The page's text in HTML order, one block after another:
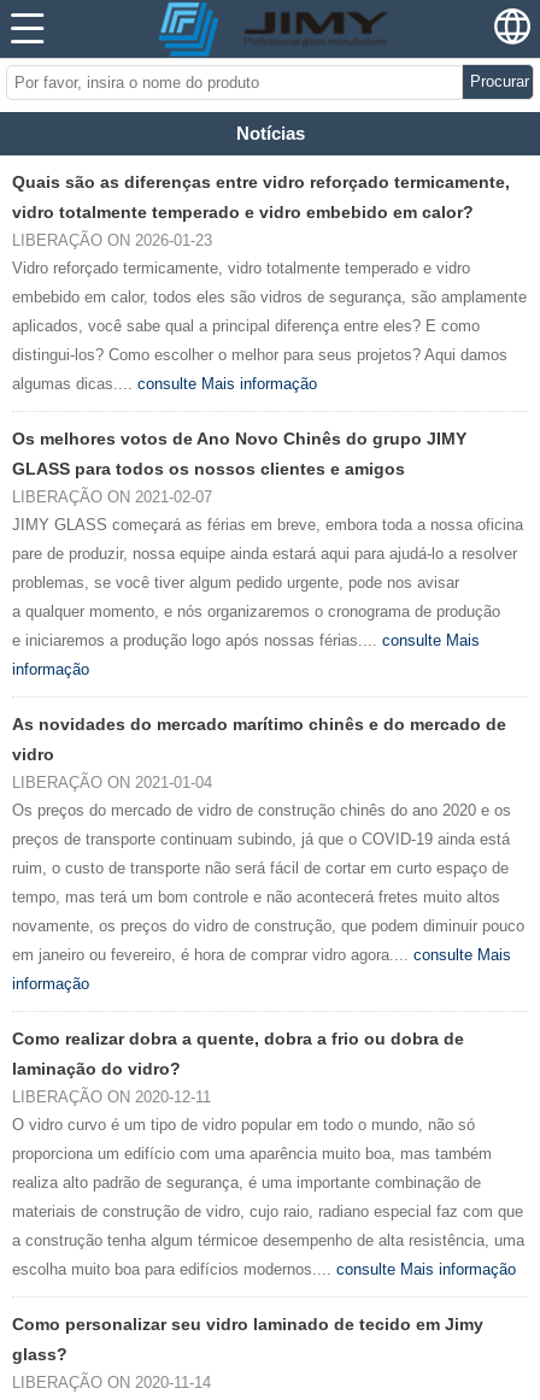
Procurar
Notícias
Quais são as diferenças entre vidro reforçado termicamente,
vidro totalmente temperado e vidro embebido em calor?
LIBERAÇÃO ON 2026-01-23
Vidro reforçado termicamente, vidro totalmente temperado e vidro
embebido em calor, todos eles são vidros de segurança, são amplamente
aplicados, você sabe qual a principal diferença entre eles? E como
distingui-los? Como escolher o melhor para seus projetos? Aqui damos
algumas dicas.... consulte Mais informação
Os melhores votos de Ano Novo Chinês do grupo JIMY
GLASS para todos os nossos clientes e amigos
LIBERAÇÃO ON 2021-02-07
JIMY GLASS começará as férias em breve, embora toda a nossa oficina
pare de produzir, nossa equipe ainda estará aqui para ajudá-lo a resolver
problemas, se você tiver algum pedido urgente, pode nos avisar
a qualquer momento, e nós organizaremos o cronograma de produção
e iniciaremos a produção logo após nossas férias.... consulte Mais
informação
As novidades do mercado marítimo chinês e do mercado de
vidro
LIBERAÇÃO ON 2021-01-04
Os preços do mercado de vidro de construção chinês do ano 2020 e os
preços de transporte continuam subindo, já que o COVID-19 ainda está
ruim, o custo de transporte não será fácil de cortar em curto espaço de
tempo, mas terá um bom controle e não acontecerá fretes muito altos
novamente, os preços do vidro de construção, que podem diminuir pouco
em janeiro ou fevereiro, é hora de comprar vidro agora.... consulte Mais
informação
Como realizar dobra a quente, dobra a frio ou dobra de
laminação do vidro?
LIBERAÇÃO ON 2020-12-11
O vidro curvo é um tipo de vidro popular em todo o mundo, não só
proporciona um edifício com uma aparência muito boa, mas também
realiza alto padrão de segurança, é uma importante combinação de
materiais de construção de vidro, cujo raio, radiano especial faz com que
a construção tenha algum térmicoe desempenho de alta resistência, uma
escolha muito boa para edifícios modernos.... consulte Mais informação
Como personalizar seu vidro laminado de tecido em Jimy
glass?
LIBERAÇÃO ON 2020-11-14